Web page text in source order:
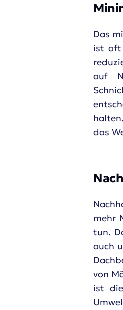
Das
ist oft
auf
das
mehr
tun.
auch
von
ist